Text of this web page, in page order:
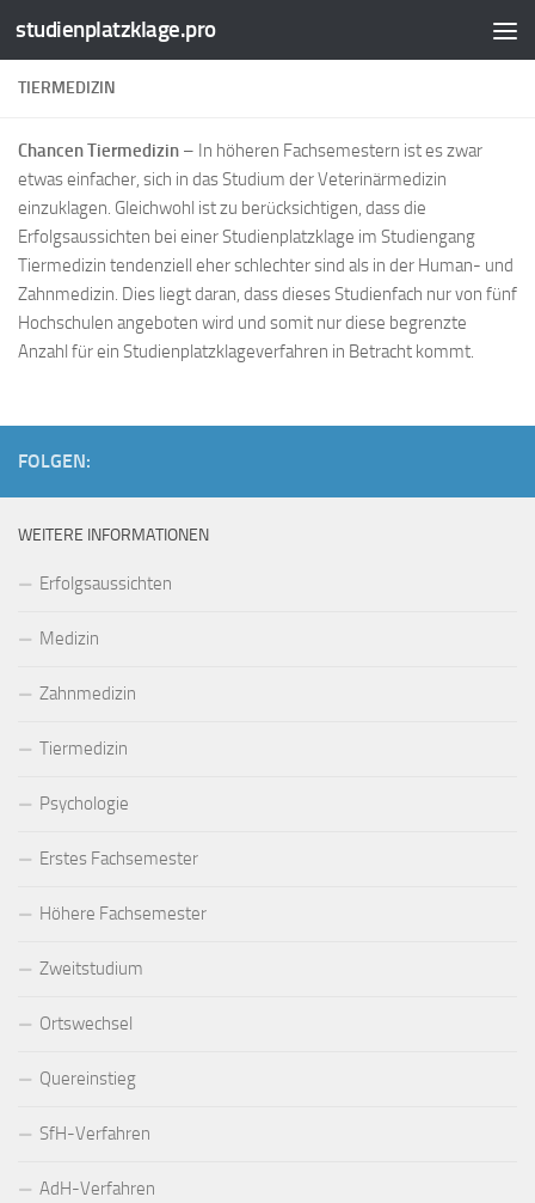
Zum Inhalt springen
studienplatzklage.pro
TIERMEDIZIN
Chancen Tiermedizin – In höheren Fachsemestern ist es zwar
etwas einfacher, sich in das Studium der Veterinärmedizin
einzuklagen. Gleichwohl ist zu berücksichtigen, dass die
Erfolgsaussichten bei einer Studienplatzklage im Studiengang
Tiermedizin tendenziell eher schlechter sind als in der Human- und
Zahnmedizin. Dies liegt daran, dass dieses Studienfach nur von fünf
Hochschulen angeboten wird und somit nur diese begrenzte
Anzahl für ein Studienplatzklageverfahren in Betracht kommt.
FOLGEN:
WEITERE INFORMATIONEN
Erfolgsaussichten
Medizin
Zahnmedizin
Tiermedizin
Psychologie
Erstes Fachsemester
Höhere Fachsemester
Zweitstudium
Ortswechsel
Quereinstieg
SfH-Verfahren
AdH-Verfahren